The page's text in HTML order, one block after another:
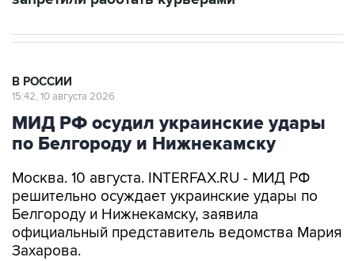
В РОССИИ
15:42, 10 августа 2026
МИД РФ осудил украинские удары
по Белгороду и Нижнекамску
Москва. 10 августа. INTERFAX.RU - МИД РФ
решительно осуждает украинские удары по
Белгороду и Нижнекамску, заявила
официальный представитель ведомства Мария
Захарова.